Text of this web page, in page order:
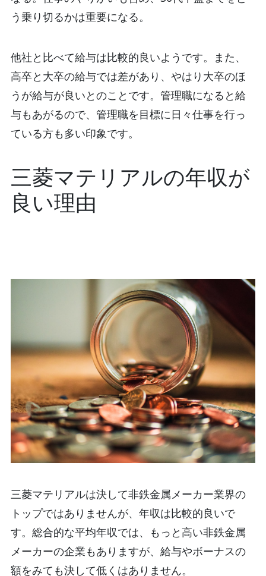
う乗り切るかは重要になる。
他社と比べて給与は比較的良いようです。また、
高卒と大卒の給与では差があり、やはり大卒のほ
うが給与が良いとのことです。管理職になると給
与もあがるので、管理職を目標に日々仕事を行っ
ている方も多い印象です。
三菱マテリアルの年収が
良い理由
三菱マテリアルは決して非鉄金属メーカー業界の
トップではありませんが、年収は比較的良いで
す。総合的な平均年収では、もっと高い非鉄金属
メーカーの企業もありますが、給与やボーナスの
額をみても決して低くはありません。